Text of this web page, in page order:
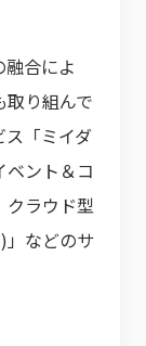
合によ
取り組んで
「ミイダ
ント＆コ
クラウド型
」などのサ